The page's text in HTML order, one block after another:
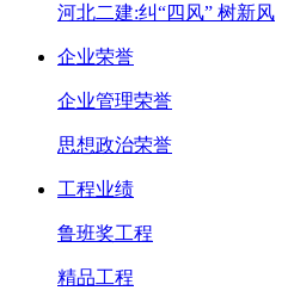
河北二建:纠“四风” 树新风
企业荣誉
企业管理荣誉
思想政治荣誉
工程业绩
鲁班奖工程
精品工程